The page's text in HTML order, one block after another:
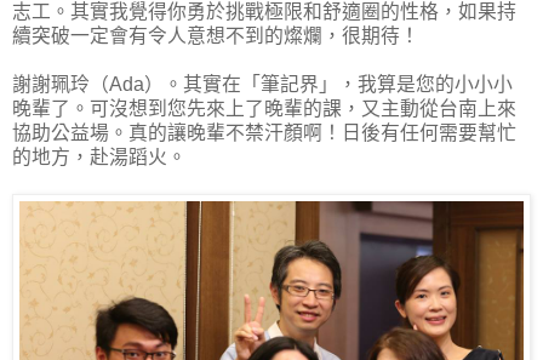
志工。其實我覺得你勇於挑戰極限和舒適圈的性格，如果持
續突破一定會有令人意想不到的燦爛，很期待！
謝謝珮玲（Ada）。其實在「筆記界」，我算是您的小小小
晚輩了。可沒想到您先來上了晚輩的課，又主動從台南上來
協助公益場。真的讓晚輩不禁汗顏啊！日後有任何需要幫忙
的地方，赴湯蹈火。